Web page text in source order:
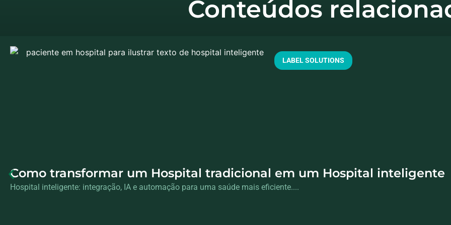
Conteúdos
LABEL SOLUTIONS
Como transformar um Hospital tradicional em um Hospital
Hospital inteligente: integração, IA e automação para uma saúde mais eficiente....